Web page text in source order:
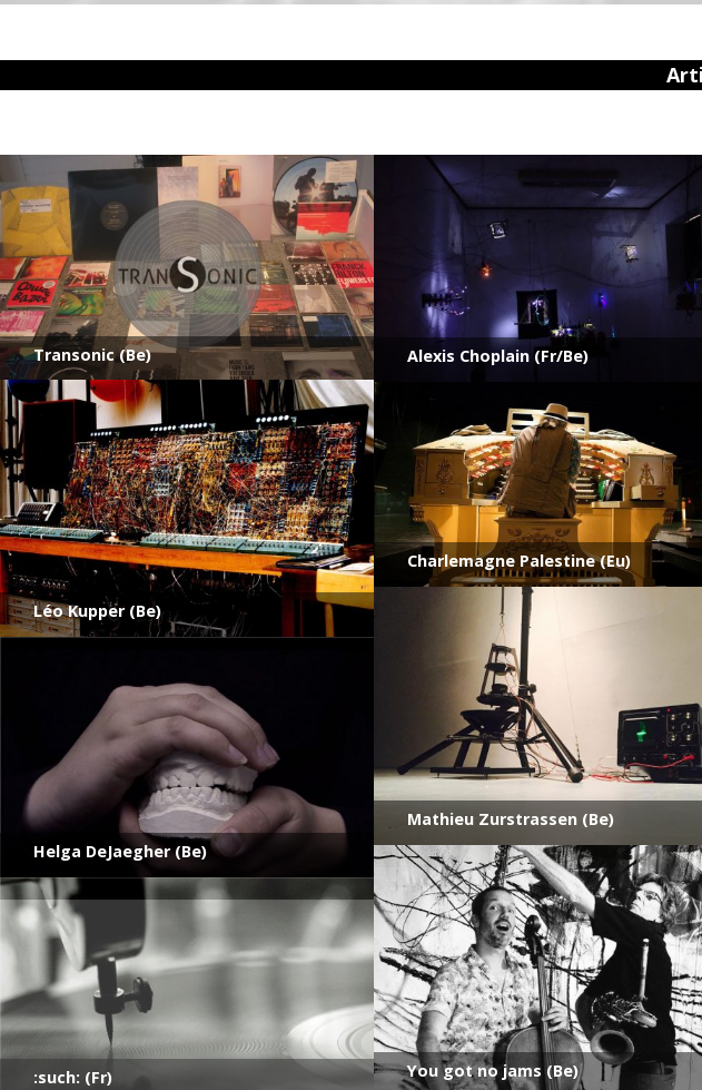
Transonic (Be) Alexis Choplain (Fr/Be)
Léo Kupper (Be)
Charlemagne Palestine (Eu)
Mathieu Zurstrassen (Be)
Helga DeJaegher (Be)
You got no jams (Be)
:such: (Fr)